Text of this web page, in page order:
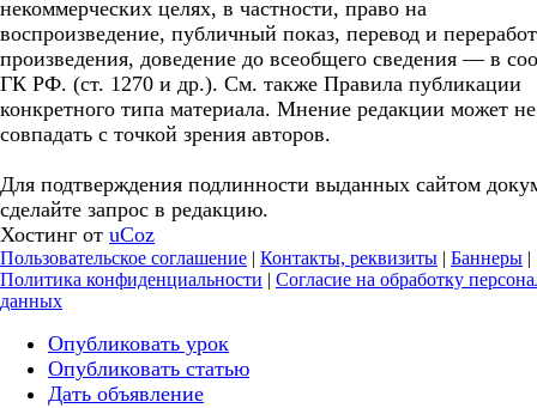
некоммерческих целях, в частности, право на
воспроизведение, публичный показ, перевод и
произведения, доведение до всеобщего сведения — в
ГК РФ. (ст. 1270 и др.). См. также Правила публикации
конкретного типа материала. Мнение редакции может не
совпадать с точкой зрения авторов.
Для подтверждения подлинности выданных сайтом
сделайте запрос в редакцию.
Хостинг от uCoz
Пользовательское соглашение | Контакты, реквизиты | Баннеры |
Политика конфиденциальности | Согласие на обработку
данных
Опубликовать урок
Опубликовать статью
Дать объявление